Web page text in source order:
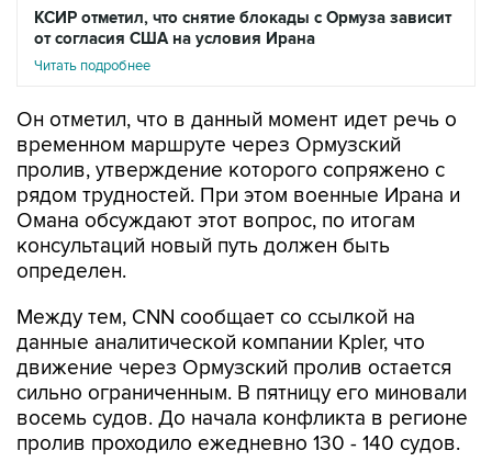
КСИР отметил, что снятие блокады с Ормуза зависит
от согласия США на условия Ирана
Читать подробнее
Он отметил, что в данный момент идет речь о
временном маршруте через Ормузский
пролив, утверждение которого сопряжено с
рядом трудностей. При этом военные Ирана и
Омана обсуждают этот вопрос, по итогам
консультаций новый путь должен быть
определен.
Между тем, CNN сообщает со ссылкой на
данные аналитической компании Kpler, что
движение через Ормузский пролив остается
сильно ограниченным. В пятницу его миновали
восемь судов. До начала конфликта в регионе
пролив проходило ежедневно 130 - 140 судов.